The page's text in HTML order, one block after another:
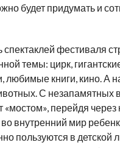
будет придумать и
спектаклей фестиваля
темы: цирк,
любимые книги, кино. А
С незапамятных
перейдя через
внутренний мир
пользуются в детской